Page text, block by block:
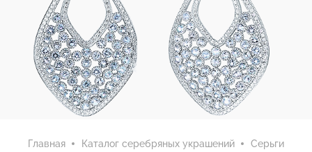
Главная Каталог серебряных украшений Серьги